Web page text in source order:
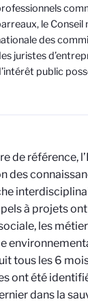
le
des
juristes
public
de référence,
des
à projets
les
tous les 6
ont été
dans la